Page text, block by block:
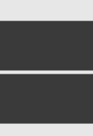
das Atmen
gekauft.
genommen.
beim
nehmen wir